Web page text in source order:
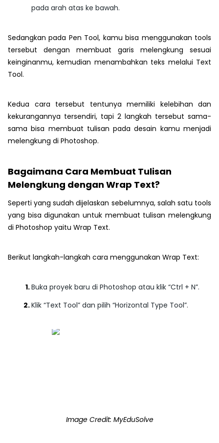
pada arah atas ke bawah.
Sedangkan pada Pen Tool, kamu bisa menggunakan tools
tersebut dengan membuat garis melengkung sesuai
keinginanmu, kemudian menambahkan teks melalui Text
Tool.
Kedua cara tersebut tentunya memiliki kelebihan dan
kekurangannya tersendiri, tapi 2 langkah tersebut sama-
sama bisa membuat tulisan pada desain kamu menjadi
melengkung di Photoshop.
Bagaimana Cara Membuat Tulisan
Melengkung dengan Wrap Text?
Seperti yang sudah dijelaskan sebelumnya, salah satu tools
yang bisa digunakan untuk membuat tulisan melengkung
di Photoshop yaitu Wrap Text.
Berikut langkah-langkah cara menggunakan Wrap Text:
Buka proyek baru di Photoshop atau klik “Ctrl + N”.
Klik “Text Tool” dan pilih “Horizontal Type Tool”.
Image Credit: MyEduSolve